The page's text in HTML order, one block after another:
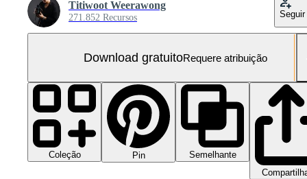
Titiwoot Weerawong
271.852 Recursos Seguir
Download gratuitoRequere atribuição
Coleção Pin
Semelhante